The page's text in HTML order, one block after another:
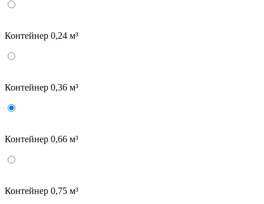
Контейнер 0,24 м³
Контейнер 0,36 м³
Контейнер 0,66 м³
Контейнер 0,75 м³